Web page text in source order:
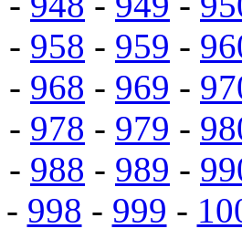
- 958 - 959 -
- 968 - 969 -
- 978 - 979 -
- 988 - 989 -
- 998 - 999 -